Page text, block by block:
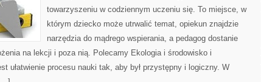
towarzyszeniu w codziennym uczeniu się. To miejsce, w
którym dziecko może utrwalić temat, opiekun znajdzie
narzędzia do mądrego wspierania, a pedagog dostanie
na lekcji i poza nią. Polecamy Ekologia i środowisko i
ułatwienie procesu nauki tak, aby był przystępny i logiczny. W